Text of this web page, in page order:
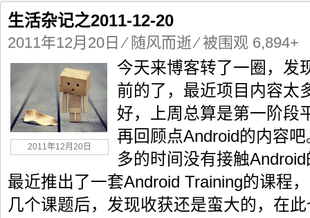
手机安装账户同步服务 Ubuntu 制作一键安装盘（四
生活杂记之2011-12-20
2011年12月20日 ⁄ 随风而逝⁄ 被围观 6,894+
2011年12月20日
今天来博客转了一圈，发
前的了，最近项目内容太
好，上周总算是第一阶段
再回顾点Android的内容
多的时间没有接触
最近推出了一套Android Training的课程
几个课题后，发现收获还是蛮大的，在